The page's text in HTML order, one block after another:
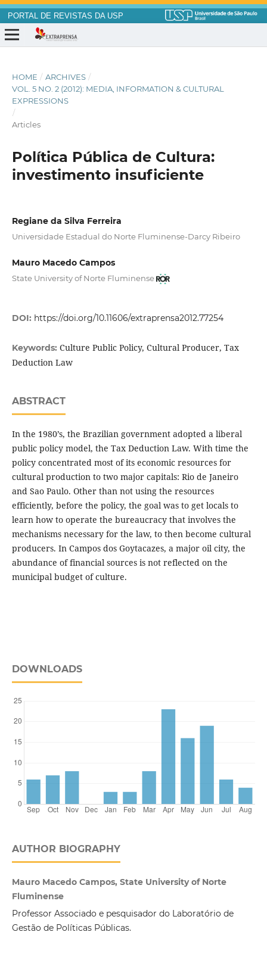
PORTAL DE REVISTAS DA USP
HOME / ARCHIVES /
VOL. 5 NO. 2 (2012): MEDIA, INFORMATION & CULTURAL
EXPRESSIONS
/
Articles
Política Pública de Cultura:
investimento insuficiente
Regiane da Silva Ferreira
Universidade Estadual do Norte Fluminense-Darcy Ribeiro
Mauro Macedo Campos
State University of Norte Fluminense
DOI: https://doi.org/10.11606/extraprensa2012.77254
Keywords: Culture Public Policy, Cultural Producer, Tax
Deduction Law
ABSTRACT
In the 1980’s, the Brazilian government adopted a liberal
public policy model, the Tax Deduction Law. With time the
policy concentrated most of its economic resources for
cultural production to two major capitals: Rio de Janeiro
and Sao Paulo. Other than not using the resources
efficiently, before the policy, the goal was to get locals to
learn how to operate the bureaucracy that involves the
mechanisms necessary for the law, to then become cultural
producers. In Campos dos Goytacazes, a major oil city, the
abundance of financial sources is not reflected on the
municipal budget of culture.
DOWNLOADS
AUTHOR BIOGRAPHY
Mauro Macedo Campos, State University of Norte
Fluminense
Professor Associado e pesquisador do Laboratório de
Gestão de Políticas Públicas.